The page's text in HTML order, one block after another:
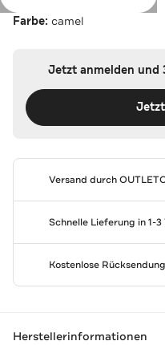
Farbe: camel
Jetzt anmelden und
Versand durch
Schnelle Lieferung in 1-
Kostenlose Rücksendung
Herstellerinformationen